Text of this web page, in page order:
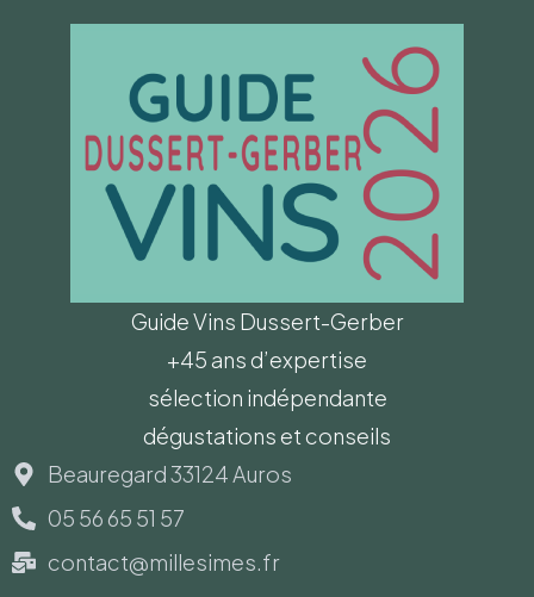
Guide Vins Dussert-Gerber
+45 ans d’expertise
sélection indépendante
dégustations et conseils
Beauregard 33124 Auros
05 56 65 51 57
contact@millesimes.fr